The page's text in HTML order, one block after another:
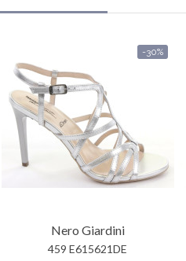
-30%
Nero Giardini
459 E615621DE